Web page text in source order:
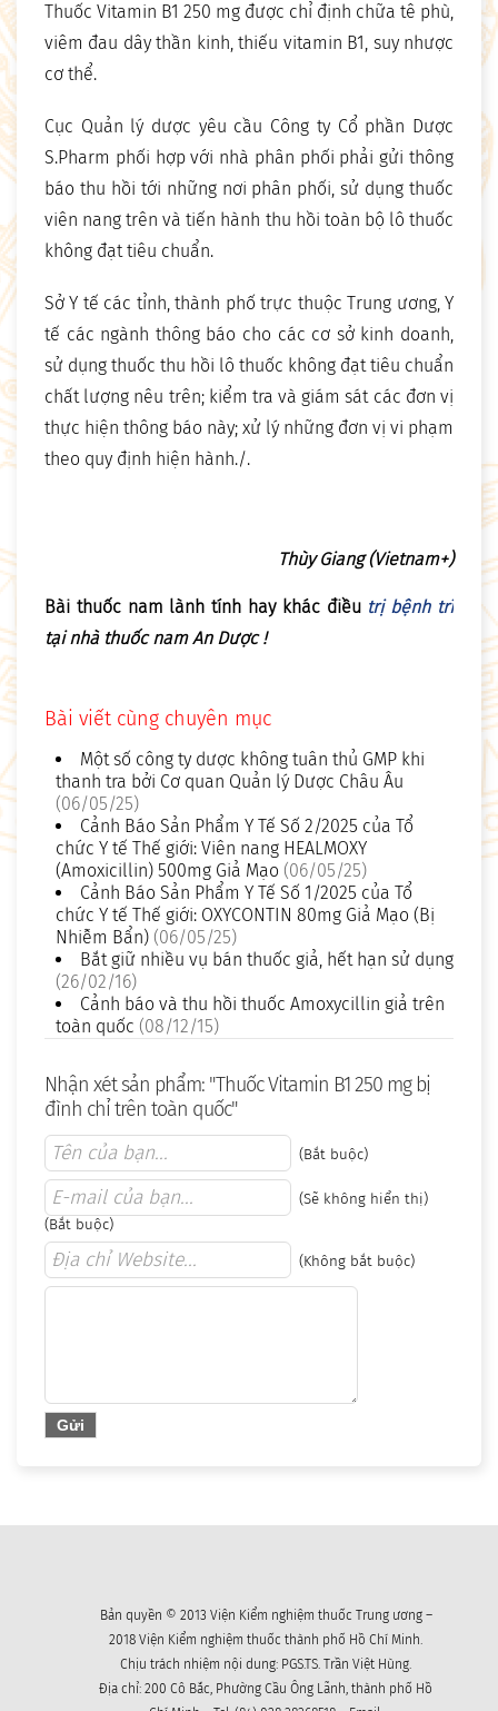
Thuốc Vitamin B1 250 mg được chỉ định chữa tê phù,
viêm đau dây thần kinh, thiếu vitamin B1, suy nhược
cơ thể.
Cục Quản lý dược yêu cầu Công ty Cổ phần Dược
S.Pharm phối hợp với nhà phân phối phải gửi thông
báo thu hồi tới những nơi phân phối, sử dụng thuốc
viên nang trên và tiến hành thu hồi toàn bộ lô thuốc
không đạt tiêu chuẩn.
Sở Y tế các tỉnh, thành phố trực thuộc Trung ương, Y
tế các ngành thông báo cho các cơ sở kinh doanh,
sử dụng thuốc thu hồi lô thuốc không đạt tiêu chuẩn
chất lượng nêu trên; kiểm tra và giám sát các đơn vị
thực hiện thông báo này; xử lý những đơn vị vi phạm
theo quy định hiện hành./.
Thùy Giang (Vietnam+)
Bài thuốc nam lành tính hay khác điều trị bệnh trĩ
tại nhà thuốc nam An Dược !
Bài viết cùng chuyên mục
Một số công ty dược không tuân thủ GMP khi
thanh tra bởi Cơ quan Quản lý Dược Châu Âu
(06/05/25)
Cảnh Báo Sản Phẩm Y Tế Số 2/2025 của Tổ
chức Y tế Thế giới: Viên nang HEALMOXY
(Amoxicillin) 500mg Giả Mạo (06/05/25)
Cảnh Báo Sản Phẩm Y Tế Số 1/2025 của Tổ
chức Y tế Thế giới: OXYCONTIN 80mg Giả Mạo (Bị
Nhiễm Bẩn) (06/05/25)
Bắt giữ nhiều vụ bán thuốc giả, hết hạn sử dụng
(26/02/16)
Cảnh báo và thu hồi thuốc Amoxycillin giả trên
toàn quốc (08/12/15)
Nhận xét sản phẩm: "Thuốc Vitamin B1 250 mg bị
đình chỉ trên toàn quốc"
(Bắt buộc)
(Sẽ không hiển thị)
(Bắt buộc)
(Không bắt buộc)
Bản quyền © 2013 Viện Kiểm nghiệm thuốc Trung ương –
2018 Viện Kiểm nghiệm thuốc thành phố Hồ Chí Minh.
Chịu trách nhiệm nội dung: PGS.TS. Trần Việt Hùng.
Địa chỉ: 200 Cô Bắc, Phường Cầu Ông Lãnh, thành phố Hồ